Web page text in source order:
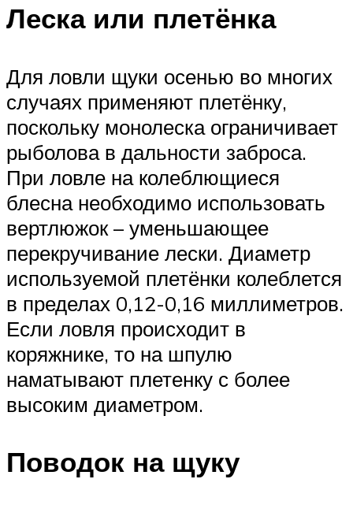
Леска или плетёнка
Для ловли щуки осенью во многих
случаях применяют плетёнку,
поскольку монолеска ограничивает
рыболова в дальности заброса.
При ловле на колеблющиеся
блесна необходимо использовать
вертлюжок – уменьшающее
перекручивание лески. Диаметр
используемой плетёнки колеблется
в пределах 0,12-0,16 миллиметров.
Если ловля происходит в
коряжнике, то на шпулю
наматывают плетенку с более
высоким диаметром.
Поводок на щуку